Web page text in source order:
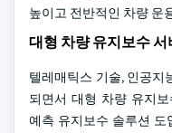
높이고 전반적인 차량 운
대형 차량 유지보수
텔레매틱스 기술, 인공지
되면서 대형 차량 유지
예측 유지보수 솔루션 도